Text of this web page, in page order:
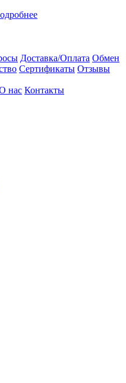
Доставка/Оплата Обмен
Сертификаты Отзывы
нас Контакты